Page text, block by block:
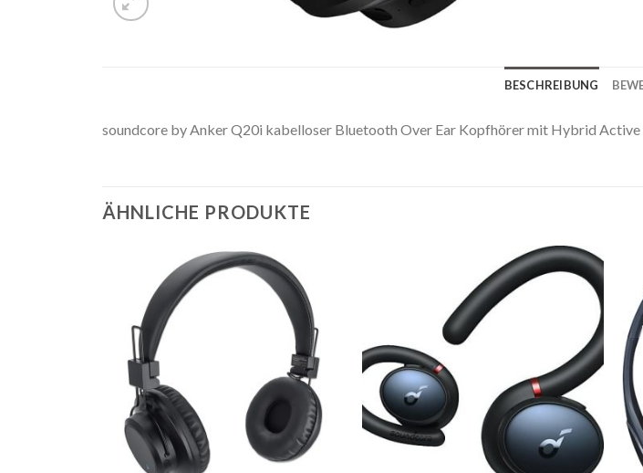
BESCHREIBUNG
soundcore by Anker Q20i kabelloser Bluetooth Over Ear Kopfhörer mit Hybrid Active
ÄHNLICHE PRODUKTE